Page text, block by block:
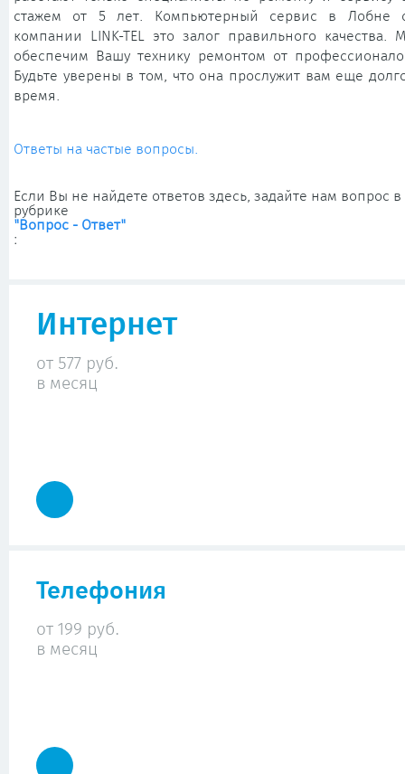
стажем от 5 лет. Компьютерный сервис в Лобне
компании LINK-TEL это залог правильного качества.
обеспечим Вашу технику ремонтом от
Будьте уверены в том, что она прослужит вам еще
время.
Ответы на частые вопросы.
Если Вы не найдете ответов здесь, задайте нам вопрос в
рубрике
"Вопрос - Ответ"
:
Интернет
от 577 руб.
в месяц
Телефония
от 199 руб.
в месяц